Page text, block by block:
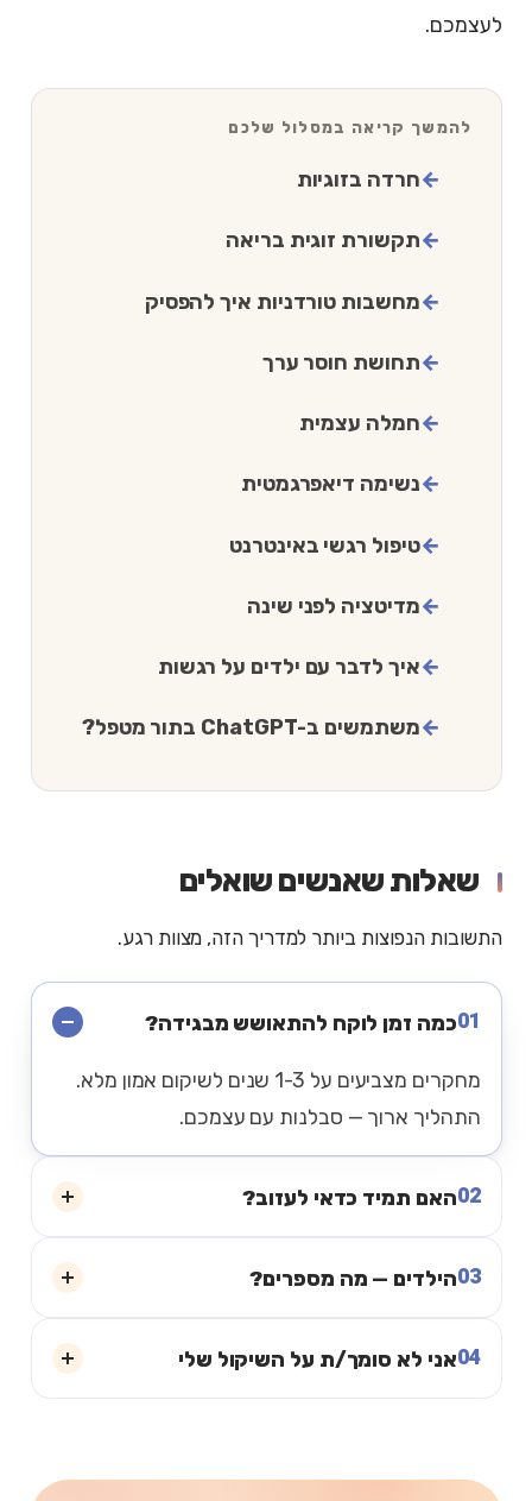
לעצמכם.
להמשך קריאה במסלול שלכם
חרדה בזוגיות
תקשורת זוגית בריאה
מחשבות טורדניות איך להפסיק
תחושת חוסר ערך
חמלה עצמית
נשימה דיאפרגמטית
טיפול רגשי באינטרנט
מדיטציה לפני שינה
איך לדבר עם ילדים על רגשות
משתמשים ב-ChatGPT בתור מטפל?
שאלות שאנשים שואלים
התשובות הנפוצות ביותר למדריך הזה, מצוות רגע.
01כמה זמן לוקח להתאושש מבגידה?
מחקרים מצביעים על 1-3 שנים לשיקום אמון מלא.
התהליך ארוך — סבלנות עם עצמכם.
02האם תמיד כדאי לעזוב?
03הילדים — מה מספרים?
04אני לא סומך/ת על השיקול שלי